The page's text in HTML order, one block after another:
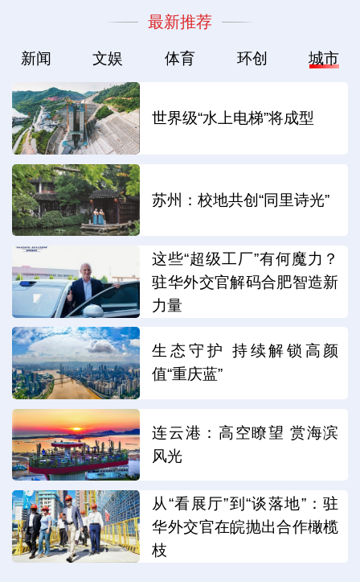
最新推荐
新闻 文娱 体育 环创 城市
世界级“水上电梯”将成型
苏州：校地共创“同里诗光”
这些“超级工厂”有何魔力？
驻华外交官解码合肥智造新
力量
生态守护 持续解锁高颜
值“重庆蓝”
连云港：高空瞭望 赏海滨
风光
从“看展厅”到“谈落地”：驻
华外交官在皖抛出合作橄榄
枝